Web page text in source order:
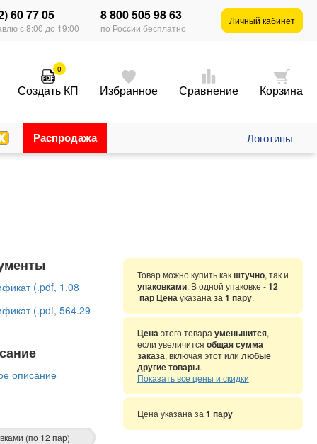
60 77 05
с 8:00 до 19:00
8 800 505 98 63
по России бесплатно
Личный кабинет
0
Создать КП Избранное Сравнение Корзина
Распродажа Логотипы
(.pdf, 1.08
(.pdf, 564.29
описание
(по 12 пар)
Товар можно купить какштучно, так и
упаковками. В одной упаковке -12
пар Ценауказана за 1 пару.
Ценаэтого товара уменьшится,
если увеличится общая сумма
заказа, включая этот или любые
другие товары.
Показать все цены и скидки
Цена указана за 1 пару